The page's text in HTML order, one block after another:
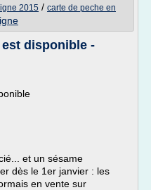
2015 / carte de peche en
est disponible -
et un sésame
dès le 1er janvier : les
en vente sur